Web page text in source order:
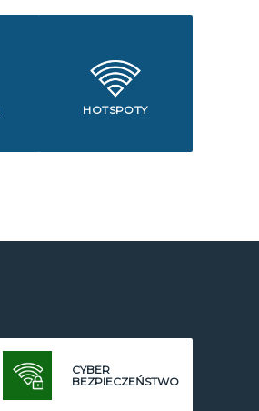
HOTSPOTY
CYBER
BEZPIECZEŃSTWO